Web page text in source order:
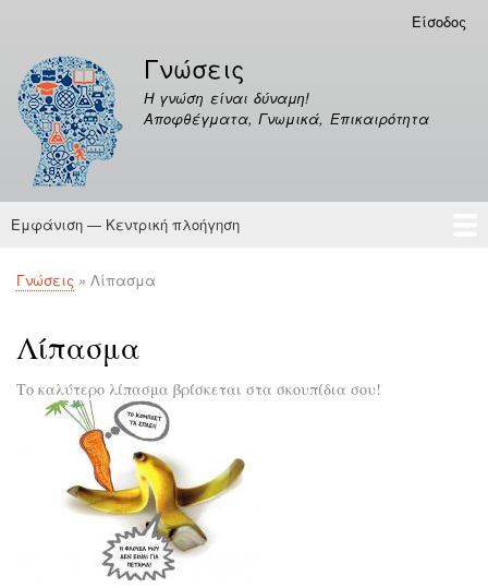
περιεχόμενο
λογαριασμού
χρήστη
Είσοδος
Γνώσεις
Η γνώση είναι δύναμη!
Αποφθέγματα, Γνωμικά, Επικαιρότητα
Κεντρική
Εμφάνιση — Κεντρική πλοήγηση
Γνώσεις
Αποφθέγματα
Breadcrumb
Γνώσεις Λίπασμα
Λίπασμα
Το καλύτερο λίπασμα βρίσκεται στα σκουπίδια σου!